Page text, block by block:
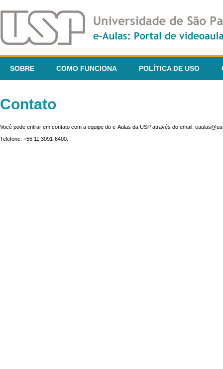
SOBRE COMO FUNCIONA POLÍTICA DE USO
Contato
Você pode entrar em contato com a equipe do e-Aulas da USP através do email:
Telefone: +55 11 3091-6400.